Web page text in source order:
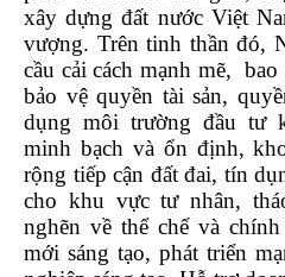
xây dựng đất nước Việt
vượng. Trên tinh thần đó,
cầu cải cách mạnh mẽ,
bảo vệ quyền tài sản,
dụng môi trường đầu tư
minh bạch và ổn định,
rộng tiếp cận đất đai, tín
cho khu vực tư nhân,
nghẽn về thể chế và
mới sáng tạo, phát triển